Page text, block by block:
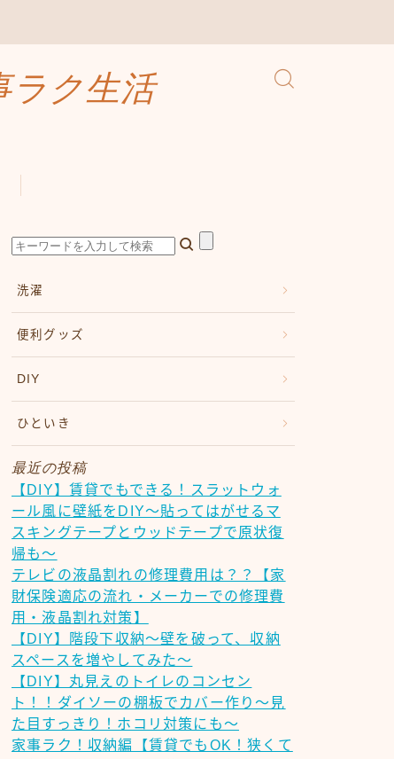
ラク生活
洗濯
便利グッズ
DIY
ひといき
最近の投稿
【DIY】賃貸でもできる！スラットウォ
ール風に壁紙をDIY～貼ってはがせるマ
スキングテープとウッドテープで原状復
帰も～
テレビの液晶割れの修理費用は？？【家
財保険適応の流れ・メーカーでの修理費
用・液晶割れ対策】
【DIY】階段下収納～壁を破って、収納
スペースを増やしてみた～
【DIY】丸見えのトイレのコンセン
ト！！ダイソーの棚板でカバー作り～見
た目すっきり！ホコリ対策にも～
家事ラク！収納編【賃貸でもOK！狭くて